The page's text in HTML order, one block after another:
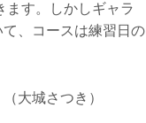
ます。しかしギャラ
、コースは練習日の
大城さつき）